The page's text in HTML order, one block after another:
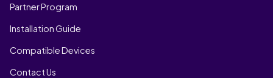
Partner Program
Installation Guide
Compatible Devices
Contact Us